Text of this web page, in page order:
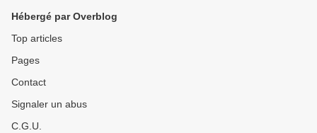
Hébergé par Overblog
Top articles
Pages
Contact
Signaler un abus
C.G.U.